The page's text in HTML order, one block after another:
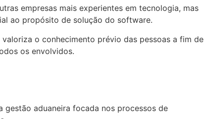
empresas mais experientes em tecnologia, mas
ao propósito de solução do software.
o conhecimento prévio das pessoas a fim de
os envolvidos.
aduaneira focada nos processos de